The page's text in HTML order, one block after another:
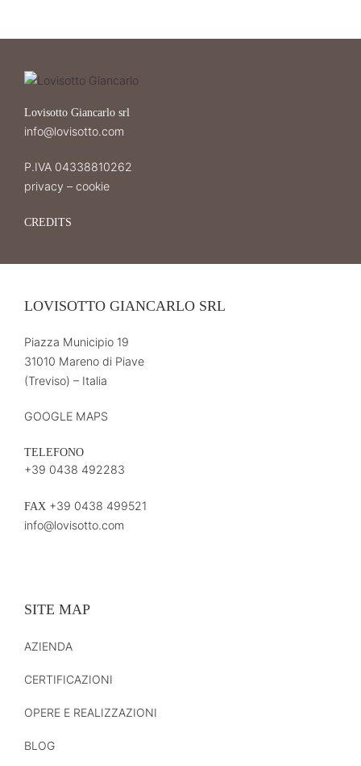
Lovisotto Giancarlo srl
info@lovisotto.com
P.IVA 04338810262
privacy – cookie
CREDITS
LOVISOTTO GIANCARLO SRL
Piazza Municipio 19
31010 Mareno di Piave
(Treviso) – Italia
GOOGLE MAPS
TELEFONO
+39 0438 492283
FAX +39 0438 499521
info@lovisotto.com
SITE MAP
AZIENDA
CERTIFICAZIONI
OPERE E REALIZZAZIONI
BLOG